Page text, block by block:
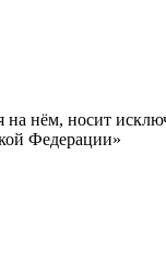
на нём, носит
Федерации»